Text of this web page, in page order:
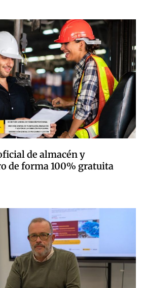
de almacén y
de forma 100% gratuita